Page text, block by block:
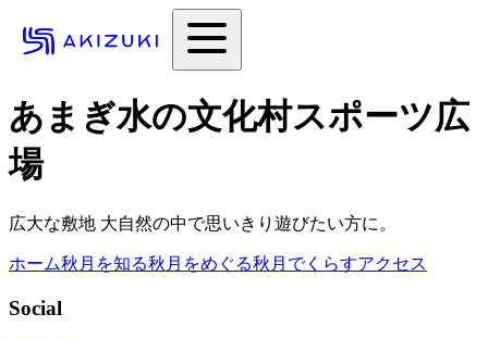
あまぎ水の文化村スポーツ広
場
広大な敷地 大自然の中で思いきり遊びたい方に。
ホーム秋月を知る秋月をめぐる秋月でくらすアクセス
Social